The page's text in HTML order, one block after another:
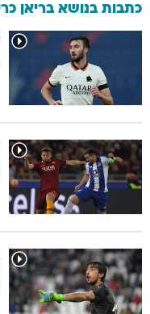
כתבות בנושא בריאן